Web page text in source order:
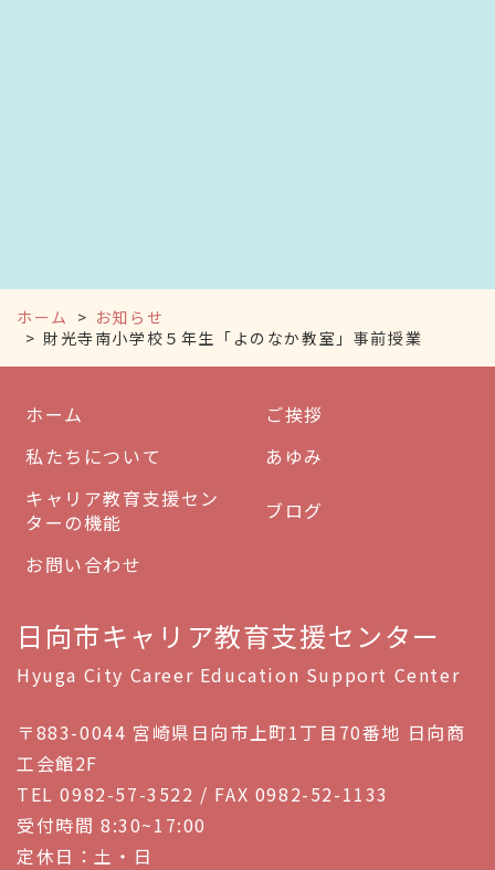
ホーム
お知らせ
財光寺南小学校５年生「よのなか教室」事前授業
ホーム
ご挨拶
私たちについて
あゆみ
キャリア教育支援セン
ターの機能
ブログ
お問い合わせ
日向市キャリア教育支援センター
Hyuga City Career Education Support Center
〒883-0044 宮崎県日向市上町1丁目70番地 日向商
工会館2F
TEL 0982-57-3522 / FAX 0982-52-1133
受付時間 8:30~17:00
定休日：土・日